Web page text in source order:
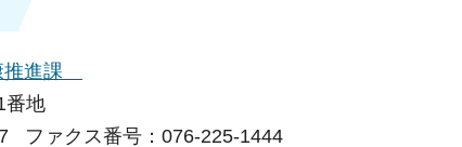
推進課
番地
ファクス番号：076-225-1444